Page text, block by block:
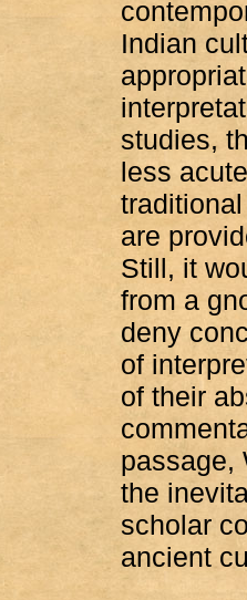
Indian
studies,
less
are
Still, it
from a
deny
of
of their
passage,
the
scholar
ancient